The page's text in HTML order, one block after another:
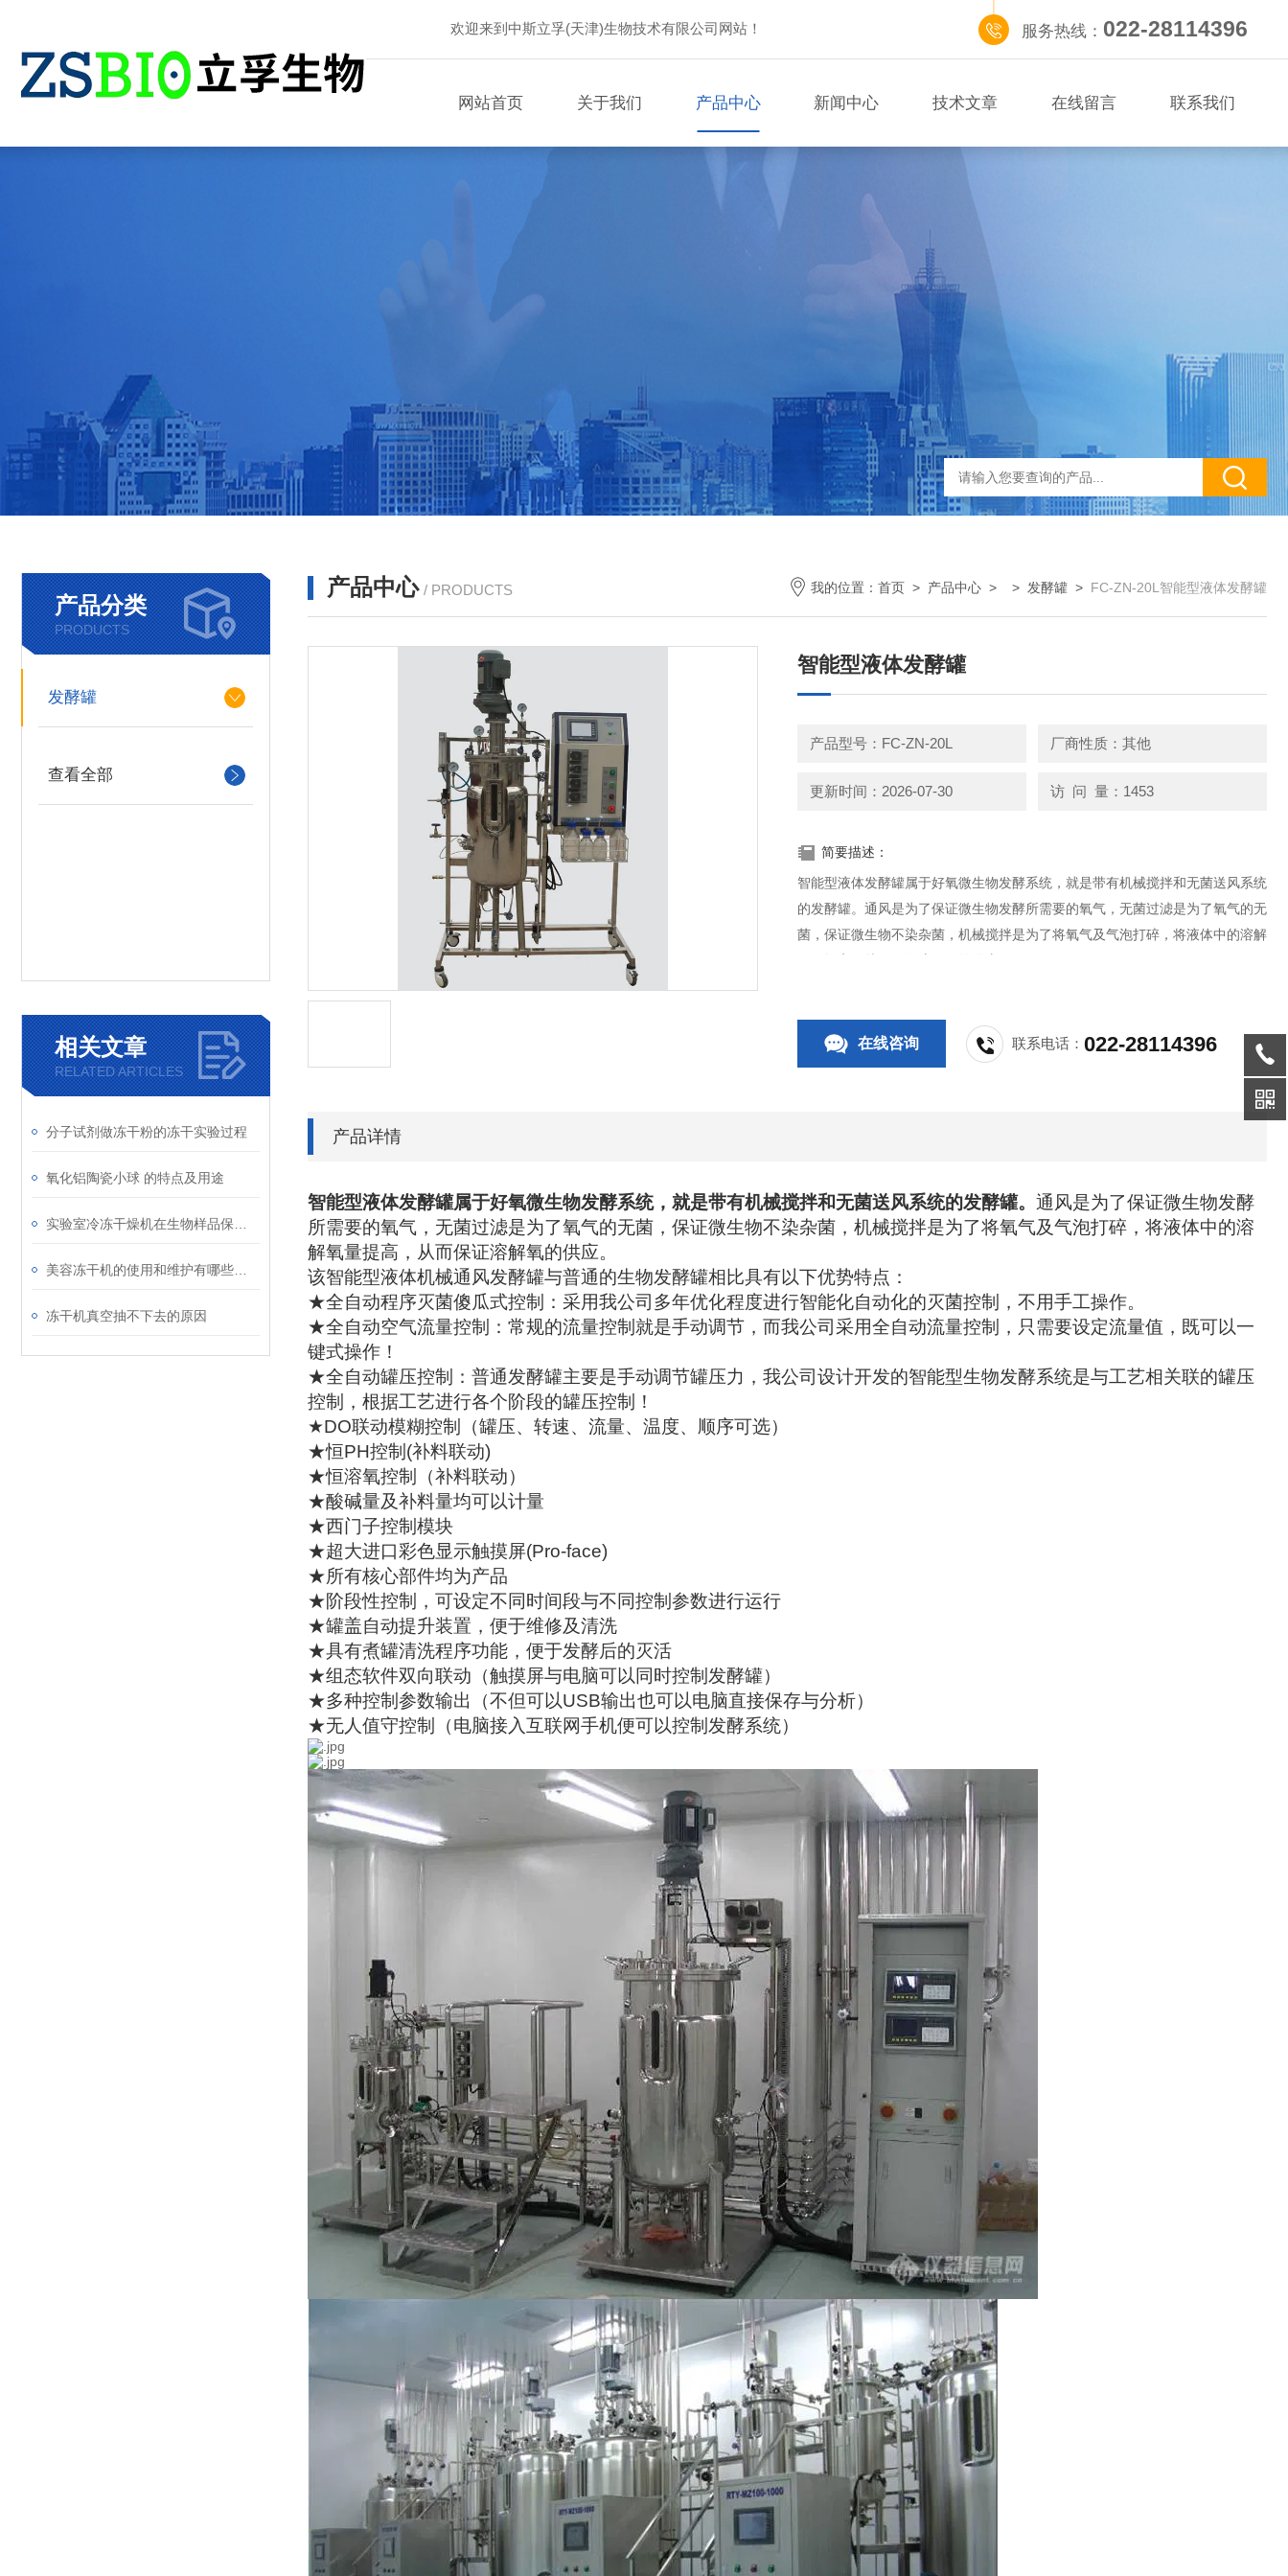
欢迎来到中斯立孚(天津)生物技术有限公司网站！ 服务热线： 022-28114396
网站首页 关于我们 产品中心 新闻中心 技术文章 在线留言 联系我们
产品分类
PRODUCTS
发酵罐
查看全部
相关文章
RELATED ARTICLES
分子试剂做冻干粉的冻干实验过程
氧化铝陶瓷小球 的特点及用途
​冻干机真空抽不下去的原因
产品中心 / PRODUCTS 我的位置： 首页 > 产品中心 > > 发酵罐 > FC-ZN-20L智能型液体发酵罐
智能型液体发酵罐
产品型号：FC-ZN-20L 厂商性质：其他
更新时间：2026-07-30 访 问 量：1453
简要描述：
智能型液体发酵罐属于好氧微生物发酵系统，就是带有机械搅拌和无菌送风系统
的发酵罐。通风是为了保证微生物发酵所需要的氧气，无菌过滤是为了氧气的无
菌，保证微生物不染杂菌，机械搅拌是为了将氧气及气泡打碎，将液体中的溶解
氧量提高，从而保证溶解氧的供应。
在线咨询 联系电话：022-28114396
产品详情
智能型液体发酵罐属于好氧微生物发酵系统，就是带有机械搅拌和无菌送风系统的发酵罐。 通风是为了保证微生物发酵
所需要的氧气，无菌过滤是为了氧气的无菌，保证微生物不染杂菌，机械搅拌是为了将氧气及气泡打碎，将液体中的溶
解氧量提高，从而保证溶解氧的供应。
该智能型液体机械通风发酵罐与普通的生物发酵罐相比具有以下优势特点：
★全自动程序灭菌傻瓜式控制：采用我公司多年优化程度进行智能化自动化的灭菌控制，不用手工操作。
★全自动空气流量控制：常规的流量控制就是手动调节，而我公司采用全自动流量控制，只需要设定流量值，既可以一
键式操作！
★全自动罐压控制：普通发酵罐主要是手动调节罐压力，我公司设计开发的智能型生物发酵系统是与工艺相关联的罐压
控制，根据工艺进行各个阶段的罐压控制！
★DO联动模糊控制（罐压、转速、流量、温度、顺序可选）
★恒PH控制(补料联动)
★恒溶氧控制（补料联动）
★酸碱量及补料量均可以计量
★西门子控制模块
★超大进口彩色显示触摸屏(Pro-face)
★所有核心部件均为产品
★阶段性控制，可设定不同时间段与不同控制参数进行运行
★罐盖自动提升装置，便于维修及清洗
★具有煮罐清洗程序功能，便于发酵后的灭活
★组态软件双向联动（触摸屏与电脑可以同时控制发酵罐）
★多种控制参数输出（不但可以USB输出也可以电脑直接保存与分析）
★无人值守控制（电脑接入互联网手机便可以控制发酵系统）